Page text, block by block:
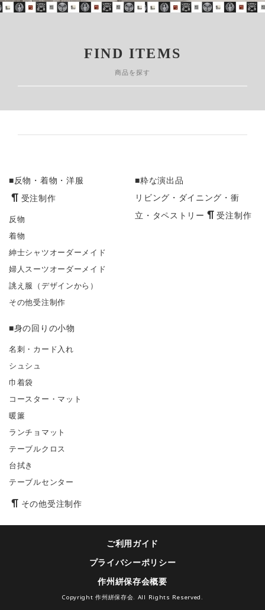
FIND ITEMS
商品を探す
■反物・着物・洋服
受注制作
反物
着物
紳士シャツオーダーメイド
婦人スーツオーダーメイド
誂え服（デザインから）
その他受注制作
■粋な演出品
リビング・ダイニング・衝
立・タペストリー
受注制作
■身の回りの小物
名刺・カード入れ
シュシュ
巾着袋
コースター・マット
暖簾
ランチョマット
テーブルクロス
台拭き
テーブルセンター
その他受注制作
ご利用ガイド
プライバシーポリシー
作州絣保存会概要
Copyright 作州絣保存会. All Rights Reserved.